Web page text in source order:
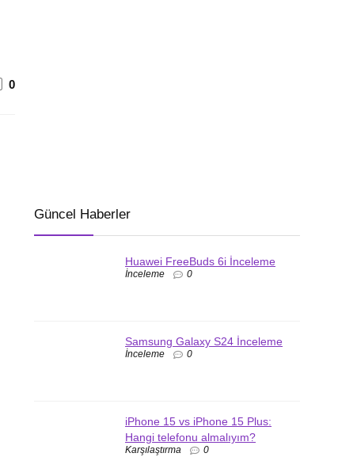
0
Güncel Haberler
Huawei FreeBuds 6i İnceleme
İnceleme 0
Samsung Galaxy S24 İnceleme
İnceleme 0
iPhone 15 vs iPhone 15 Plus:
Hangi telefonu almalıyım?
Karşılaştırma 0